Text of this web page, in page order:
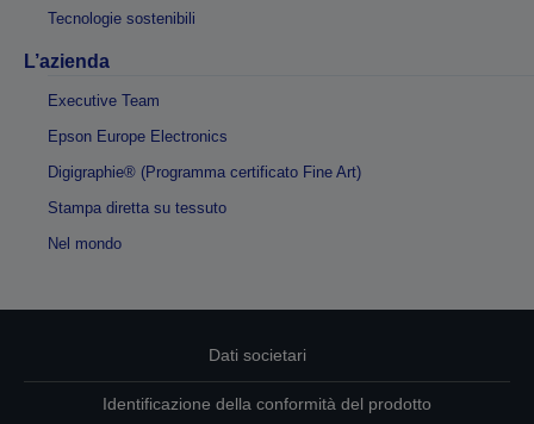
Tecnologie sostenibili
L’azienda
Executive Team
Epson Europe Electronics
Digigraphie® (Programma certificato Fine Art)
Stampa diretta su tessuto
Nel mondo
Dati societari
Identificazione della conformità del prodotto